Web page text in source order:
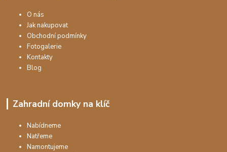
O nás
Jak nakupovat
Obchodní podmínky
Fotogalerie
Kontakty
Blog
Zahradní domky na klíč
Nabídneme
Natřeme
Namontujeme